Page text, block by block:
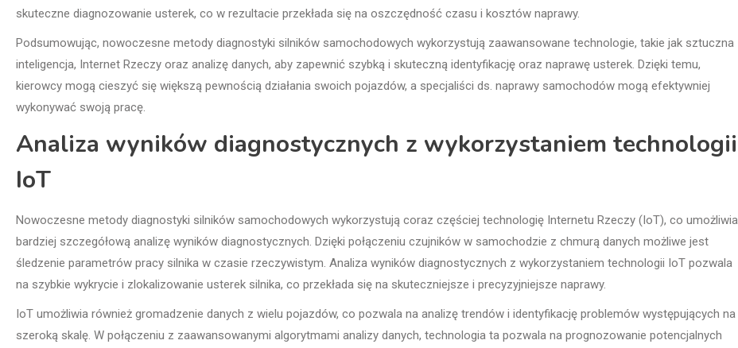
skuteczne diagnozowanie usterek, co w rezultacie przekłada się na oszczędność czasu i kosztów naprawy.
Podsumowując, nowoczesne metody diagnostyki silników samochodowych wykorzystują zaawansowane technologie, takie jak sztuczna
inteligencja, Internet Rzeczy oraz analizę danych, aby zapewnić szybką i skuteczną identyfikację oraz naprawę usterek. Dzięki temu,
kierowcy mogą cieszyć się większą pewnością działania swoich pojazdów, a specjaliści ds. naprawy samochodów mogą efektywniej
wykonywać swoją pracę.
Analiza wyników diagnostycznych z wykorzystaniem technologii
IoT
Nowoczesne metody diagnostyki silników samochodowych wykorzystują coraz częściej technologię Internetu Rzeczy (IoT), co umożliwia
bardziej szczegółową analizę wyników diagnostycznych. Dzięki połączeniu czujników w samochodzie z chmurą danych możliwe jest
śledzenie parametrów pracy silnika w czasie rzeczywistym. Analiza wyników diagnostycznych z wykorzystaniem technologii IoT pozwala
na szybkie wykrycie i zlokalizowanie usterek silnika, co przekłada się na skuteczniejsze i precyzyjniejsze naprawy.
IoT umożliwia również gromadzenie danych z wielu pojazdów, co pozwala na analizę trendów i identyfikację problemów występujących na
szeroką skalę. W połączeniu z zaawansowanymi algorytmami analizy danych, technologia ta pozwala na prognozowanie potencjalnych